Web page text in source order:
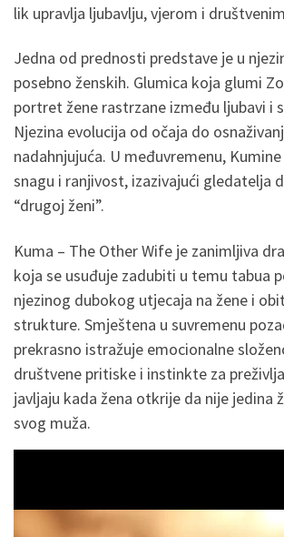
lik upravlja ljubavlju, vjerom i
Jedna od prednosti predstave je u
posebno ženskih. Glumica koja glumi
portret žene rastrzane između ljubavi i
Njezina evolucija od očaja do
nadahnjujuća. U međuvremenu,
snagu i ranjivost, izazivajući gledatelja
“drugoj ženi”.
Kuma – The Other Wife je zanimljiva
koja se usuđuje zadubiti u temu tabua
njezinog dubokog utjecaja na žene i
strukture. Smještena u suvremenu
prekrasno istražuje emocionalne
društvene pritiske i instinkte za
javljaju kada žena otkrije da nije jedina
svog muža.